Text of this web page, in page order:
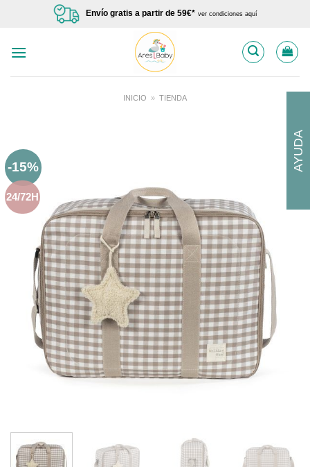
Envío gratis a partir de 59€* ver condiciones aquí
INICIO » TIENDA
-15%
24/72H
AYUDA